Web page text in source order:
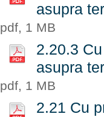
asupra
pdf, 1 MB
2.20.3
asupra
pdf, 1 MB
2.21 Cu